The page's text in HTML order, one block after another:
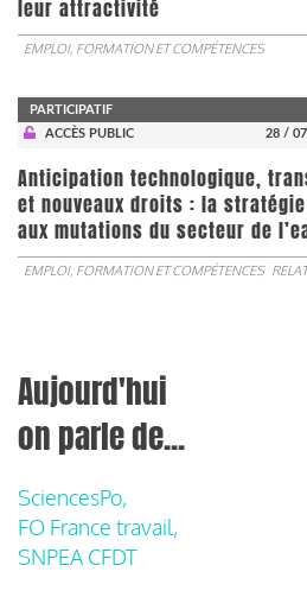
leur attractivité
EMPLOI, FORMATION ET COMPÉTENCES
PARTICIPATIF
ACCÈS PUBLIC
28 /
Anticipation technologique,
et nouveaux droits : la stratégie
aux mutations du secteur de
EMPLOI, FORMATION ET COMPÉTENCES
Aujourd'hui
on parle de...
SciencesPo,
FO France travail,
SNPEA CFDT